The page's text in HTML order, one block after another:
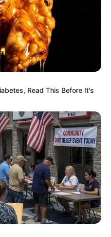
True Story?
Believe Exist
Read This Before It's